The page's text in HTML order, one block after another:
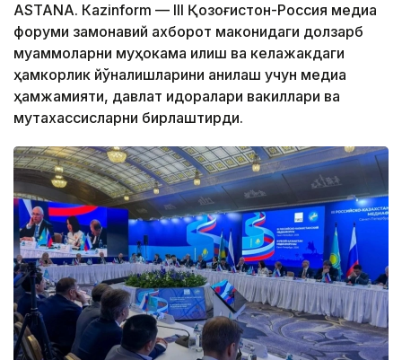
ASTANА. Кazinform — III Қозоғистон-Россия медиа
форуми замонавий ахборот маконидаги долзарб
муаммоларни муҳокама қилиш ва келажакдаги
ҳамкорлик йўналишларини аниқлаш учун медиа
ҳамжамияти, давлат идоралари вакиллари ва
мутахассисларни бирлаштирди.